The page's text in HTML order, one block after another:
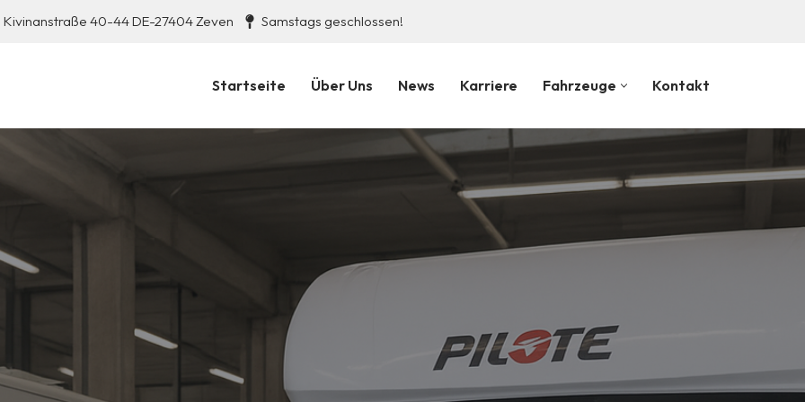
Kivinanstraße 40-44 DE-27404 Zeven Samstags geschlossen!
Startseite Über Uns News Karriere Fahrzeuge Kontakt